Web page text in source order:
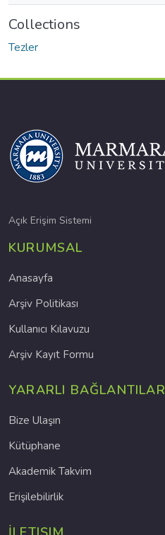
Collections
Tezler
Açık Erişim Sistemi
KURUMSAL
Anasayfa
Arşiv Politikası
Kullanıcı Kılavuzu
Arşiv Kayıt Formu
YARARLI BAĞLANTILAR
Bize Ulaşın
Kütüphane
Akademik Takvim
Erişilebilirlik